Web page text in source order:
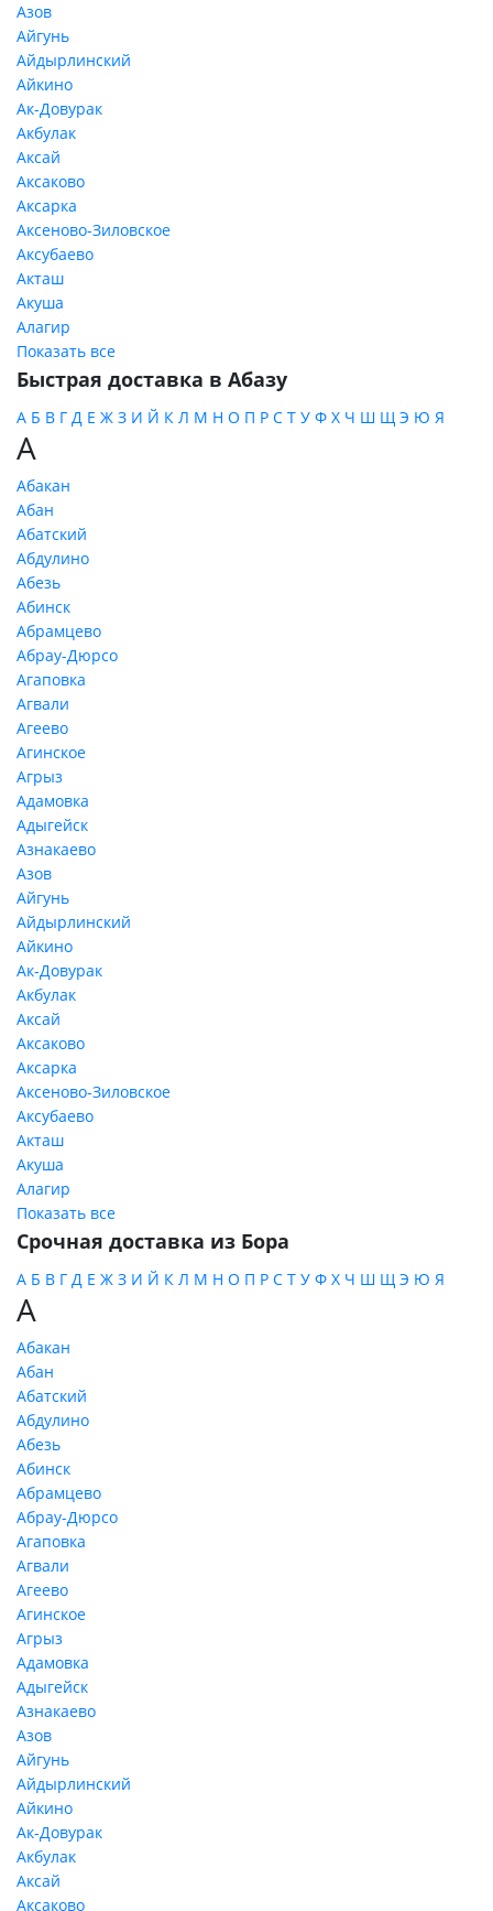
Азов
Айгунь
Айдырлинский
Айкино
Ак-Довурак
Акбулак
Аксай
Аксаково
Аксарка
Аксеново-Зиловское
Аксубаево
Акташ
Акуша
Алагир
Показать все
Быстрая доставка в Абазу
А Б В Г Д Е Ж З И Й К Л М Н О П Р С Т У Ф Х Ч Ш Щ Э Ю Я
А
Абакан
Абан
Абатский
Абдулино
Абезь
Абинск
Абрамцево
Абрау-Дюрсо
Агаповка
Агвали
Агеево
Агинское
Агрыз
Адамовка
Адыгейск
Азнакаево
Азов
Айгунь
Айдырлинский
Айкино
Ак-Довурак
Акбулак
Аксай
Аксаково
Аксарка
Аксеново-Зиловское
Аксубаево
Акташ
Акуша
Алагир
Показать все
Срочная доставка из Бора
А Б В Г Д Е Ж З И Й К Л М Н О П Р С Т У Ф Х Ч Ш Щ Э Ю Я
А
Абакан
Абан
Абатский
Абдулино
Абезь
Абинск
Абрамцево
Абрау-Дюрсо
Агаповка
Агвали
Агеево
Агинское
Агрыз
Адамовка
Адыгейск
Азнакаево
Азов
Айгунь
Айдырлинский
Айкино
Ак-Довурак
Акбулак
Аксай
Аксаково